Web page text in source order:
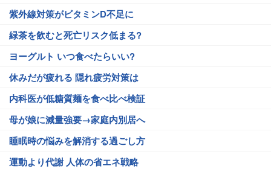
紫外線対策がビタミンD不足に
緑茶を飲むと死亡リスク低まる?
ヨーグルト いつ食べたらいい?
休みだが疲れる 隠れ疲労対策は
内科医が低糖質麺を食べ比べ検証
母が娘に減量強要→家庭内別居へ
睡眠時の悩みを解消する過ごし方
運動より代謝 人体の省エネ戦略